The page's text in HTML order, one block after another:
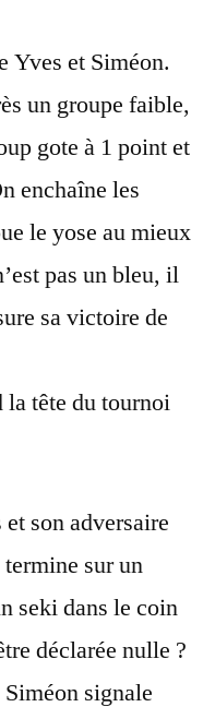
Yves et Siméon.
un groupe faible,
gote à 1 point et
enchaîne les
le yose au mieux
pas un bleu, il
sa victoire de
la tête du tournoi
son adversaire
sur un
seki dans le coin
déclarée nulle ?
signale